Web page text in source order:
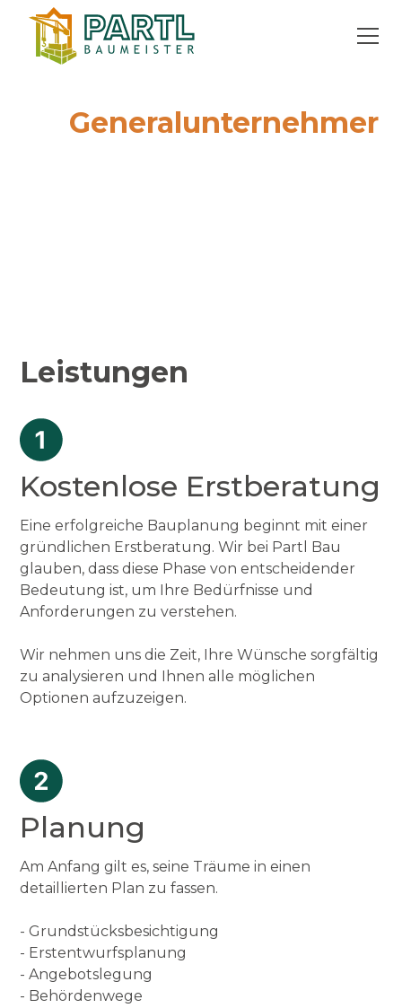
General­unternehmer
Leistungen
Kostenlose Erstberatung
Eine erfolgreiche Bauplanung beginnt mit einer
gründlichen Erstberatung. Wir bei Partl Bau
glauben, dass diese Phase von entscheidender
Bedeutung ist, um Ihre Bedürfnisse und
Anforderungen zu verstehen.
Wir nehmen uns die Zeit, Ihre Wünsche sorgfältig
zu analysieren und Ihnen alle möglichen
Optionen aufzuzeigen.
Planung
Am Anfang gilt es, seine Träume in einen
detaillierten Plan zu fassen.
- Grundstücksbesichtigung
- Erstentwurfsplanung
- Angebotslegung
- Behördenwege